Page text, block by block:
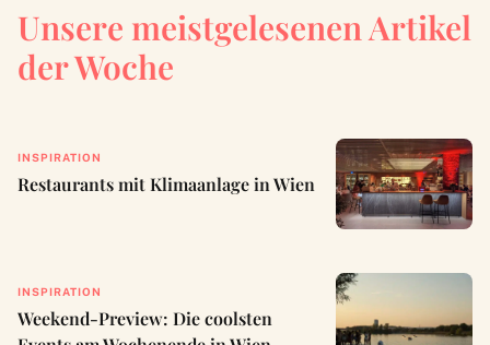
Unsere meistgelesenen Artikel
der Woche
INSPIRATION
Restaurants mit Klimaanlage in Wien
INSPIRATION
Weekend-Preview: Die coolsten